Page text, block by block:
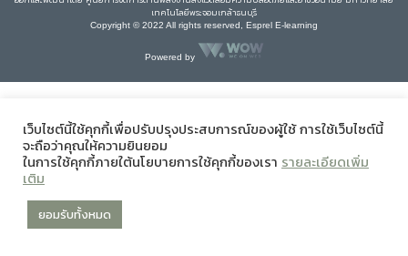
เทคโนโลยีพระจอมเกล้าธนบุรี
Copyright © 2022 All rights reserved, Esprel E-learning
Powered by
เว็บไซต์นี้ใช้คุกกี้เพื่อปรับปรุงประสบการณ์ของผู้ใช้ การใช้เว็บไซต์นี้
จะถือว่าคุณให้ความยินยอม
ในการใช้คุกกี้ภายใต้นโยบายการใช้คุกกี้ของเรา รายละเอียดเพิ่ม
เติม
ยอมรับทั้งหมด